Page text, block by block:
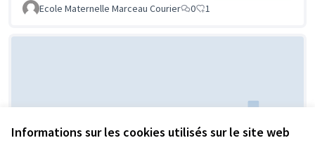
Informations sur les cookies utilisés sur le site web
Ecole Maternelle Marceau Courier
0 1